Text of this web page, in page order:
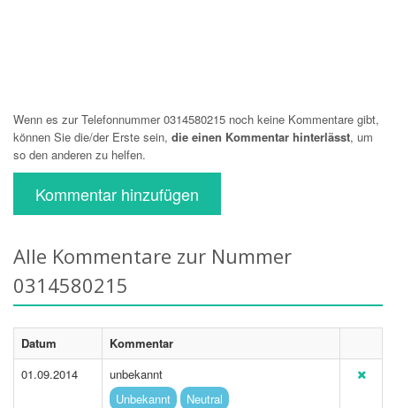
Wenn es zur Telefonnummer 0314580215 noch keine Kommentare gibt,
können Sie die/der Erste sein, die einen Kommentar hinterlässt, um
so den anderen zu helfen.
Kommentar hinzufügen
Alle Kommentare zur Nummer
0314580215
Datum
Kommentar
01.09.2014
unbekannt
Unbekannt
Neutral